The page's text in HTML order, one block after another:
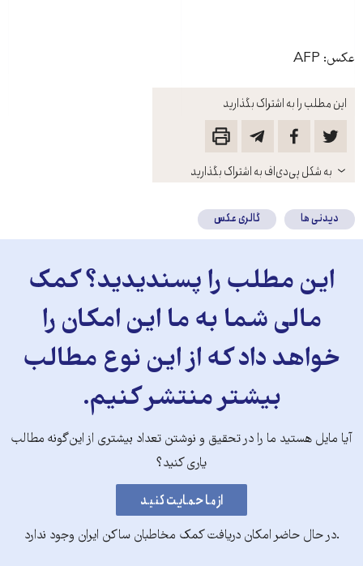
این مطلب را به اشتراک بگذارید
باز
کنید
به شکل پی‌دی‌اف به اشتراک بگذارید
عکس: AFP
دیدنی ها گالری عکس
این مطلب را پسندیدید؟ کمک
مالی شما به ما این امکان را
خواهد داد که از این نوع مطالب
بیشتر منتشر کنیم.
آیا مایل هستید ما را در تحقیق و نوشتن تعداد بیشتری از این‌گونه مطالب
یاری کنید؟
.در حال حاضر امکان دریافت کمک مخاطبان ساکن ایران وجود ندارد